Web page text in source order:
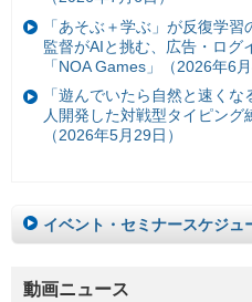
「あそぶ＋学ぶ」が反復学
監督がAIと挑む、広告・ログ
「NOA Games」（2026年6月
「遊んでいたら自然と速く
人開発した対戦型タイピング
（2026年5月29日）
イベント・セミナースケジュ
動画ニュース